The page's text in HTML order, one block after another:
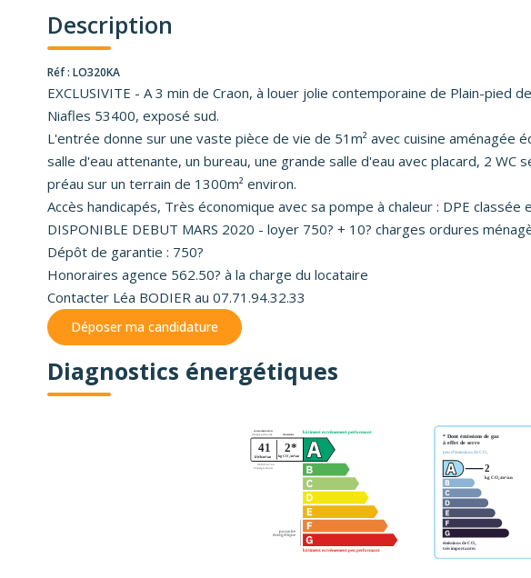
Description
Réf : LO320KA
EXCLUSIVITE - A 3 min de Craon, à louer jolie contemporaine de Plain-pied
Niafles 53400, exposé sud.
L'entrée donne sur une vaste pièce de vie de 51m² avec cuisine aménagée
salle d'eau attenante, un bureau, une grande salle d'eau avec placard, 2 WC
préau sur un terrain de 1300m² environ.
Accès handicapés, Très économique avec sa pompe à chaleur : DPE classée
DISPONIBLE DEBUT MARS 2020 - loyer 750? + 10? charges ordures
Dépôt de garantie : 750?
Honoraires agence 562.50? à la charge du locataire
Contacter Léa BODIER au 07.71.94.32.33
Déposer ma candidature
Diagnostics énergétiques